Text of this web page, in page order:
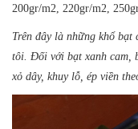
200gr/m2, 220gr/m2,
Trên đây là những khổ bạt
tôi. Đối với bạt xanh cam,
xỏ dây, khuy lỗ, ép viền